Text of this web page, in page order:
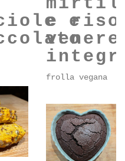
e
e riso
venere